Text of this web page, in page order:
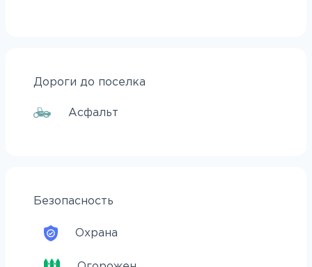
Дороги до поселка
Асфальт
Безопасность
Охрана